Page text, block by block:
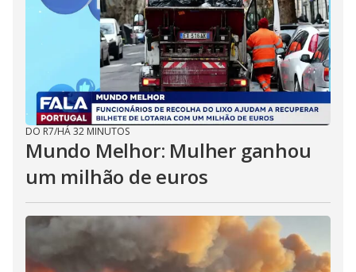
DO R7/HÁ 32 MINUTOS
Mundo Melhor: Mulher ganhou
um milhão de euros